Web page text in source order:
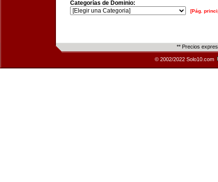
Categorías de Dominio:
[Pág.
** Precios
© 2002/2022 Solo10.com